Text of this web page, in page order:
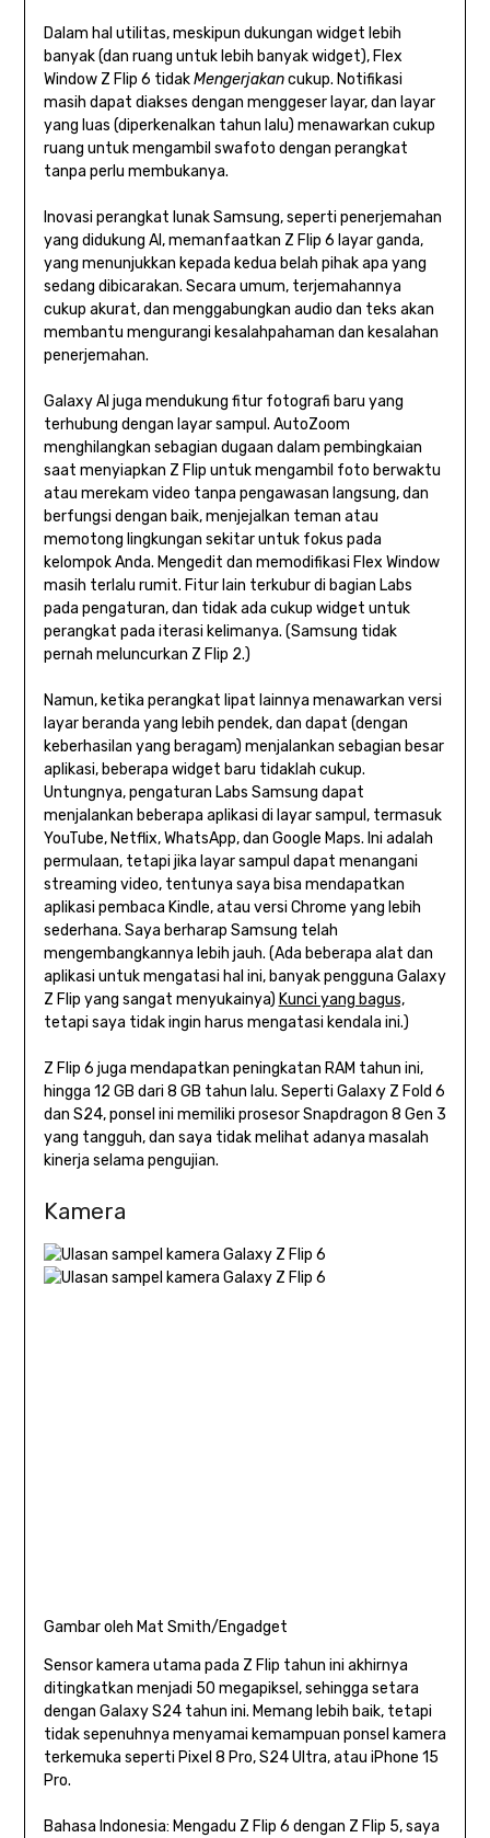
Dalam hal utilitas, meskipun dukungan widget lebih
banyak (dan ruang untuk lebih banyak widget), Flex
Window Z Flip 6 tidakMengerjakancukup. Notifikasi
masih dapat diakses dengan menggeser layar, dan layar
yang luas (diperkenalkan tahun lalu) menawarkan cukup
ruang untuk mengambil swafoto dengan perangkat
tanpa perlu membukanya.
Inovasi perangkat lunak Samsung, seperti penerjemahan
yang didukung AI, memanfaatkan Z Flip 6 layar ganda,
yang menunjukkan kepada kedua belah pihak apa yang
sedang dibicarakan. Secara umum, terjemahannya
cukup akurat, dan menggabungkan audio dan teks akan
membantu mengurangi kesalahpahaman dan kesalahan
penerjemahan.
Galaxy AI juga mendukung fitur fotografi baru yang
terhubung dengan layar sampul. AutoZoom
menghilangkan sebagian dugaan dalam pembingkaian
saat menyiapkan Z Flip untuk mengambil foto berwaktu
atau merekam video tanpa pengawasan langsung, dan
berfungsi dengan baik, menjejalkan teman atau
memotong lingkungan sekitar untuk fokus pada
kelompok Anda. Mengedit dan memodifikasi Flex Window
masih terlalu rumit. Fitur lain terkubur di bagian Labs
pada pengaturan, dan tidak ada cukup widget untuk
perangkat pada iterasi kelimanya. (Samsung tidak
pernah meluncurkan Z Flip 2.)
Namun, ketika perangkat lipat lainnya menawarkan versi
layar beranda yang lebih pendek, dan dapat (dengan
keberhasilan yang beragam) menjalankan sebagian besar
aplikasi, beberapa widget baru tidaklah cukup.
Untungnya, pengaturan Labs Samsung dapat
menjalankan beberapa aplikasi di layar sampul, termasuk
YouTube, Netflix, WhatsApp, dan Google Maps. Ini adalah
permulaan, tetapi jika layar sampul dapat menangani
streaming video, tentunya saya bisa mendapatkan
aplikasi pembaca Kindle, atau versi Chrome yang lebih
sederhana. Saya berharap Samsung telah
mengembangkannya lebih jauh. (Ada beberapa alat dan
aplikasi untuk mengatasi hal ini, banyak pengguna Galaxy
Z Flip yang sangat menyukainya) Kunci yang bagus,
tetapi saya tidak ingin harus mengatasi kendala ini.)
Z Flip 6 juga mendapatkan peningkatan RAM tahun ini,
hingga 12 GB dari 8 GB tahun lalu. Seperti Galaxy Z Fold 6
dan S24, ponsel ini memiliki prosesor Snapdragon 8 Gen 3
yang tangguh, dan saya tidak melihat adanya masalah
kinerja selama pengujian.
Kamera
Gambar oleh Mat Smith/Engadget
Sensor kamera utama pada Z Flip tahun ini akhirnya
ditingkatkan menjadi 50 megapiksel, sehingga setara
dengan Galaxy S24 tahun ini. Memang lebih baik, tetapi
tidak sepenuhnya menyamai kemampuan ponsel kamera
terkemuka seperti Pixel 8 Pro, S24 Ultra, atau iPhone 15
Pro.
Bahasa Indonesia: Mengadu Z Flip 6 dengan Z Flip 5, saya